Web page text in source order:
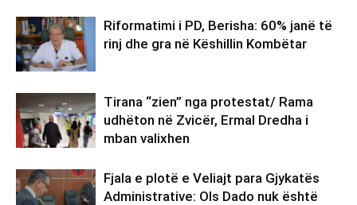
Riformatimi i PD, Berisha: 60% janë të
rinj dhe gra në Këshillin Kombëtar
Tirana “zien” nga protestat/ Rama
udhëton në Zvicër, Ermal Dredha i
mban valixhen
Fjala e plotë e Veliajt para Gjykatës
Administrative: Ols Dado nuk është